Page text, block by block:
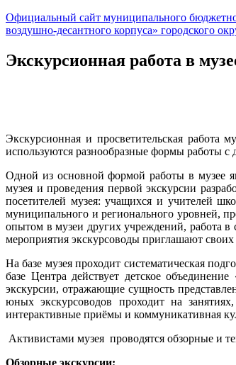
Официальный сайт муниципального
воздушно-десантного корпуса» городского
Экскурсионная работа в
Экскурсионная и просветительская работа
используются разнообразные формы работы с
Одной из основной формой работы в музее
музея и проведения первой экскурсии
посетителей музея: учащихся и учителей
муниципального и регионального уровней,
опытом в музеи других учреждений, работа
мероприятия экскурсоводы приглашают своих
На базе музея проходит систематическая
базе Центра действует детское
экскурсии, отражающие сущность
юных экскурсоводов проходит на
интерактивные приёмы и коммуникативная
Активистами музея проводятся обзорные и
Обзорные экскурсии: